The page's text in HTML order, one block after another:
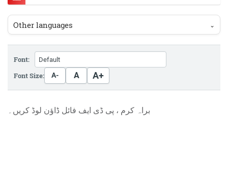
Other languages ⌄
Font:
Font Size:
A- A A+
براہ کرم ، پی ڈی ایف فائل ڈاؤن لوڈ کریں۔